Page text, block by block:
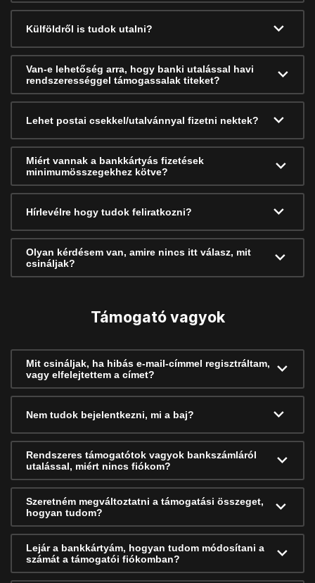
Külföldről is tudok utalni?
Van-e lehetőség arra, hogy banki utalással havi
rendszerességgel támogassalak titeket?
Lehet postai csekkel/utalvánnyal fizetni nektek?
Miért vannak a bankkártyás fizetések
minimumösszegekhez kötve?
Hírlevélre hogy tudok feliratkozni?
Olyan kérdésem van, amire nincs itt válasz, mit
csináljak?
Támogató vagyok
Mit csináljak, ha hibás e-mail-címmel regisztráltam,
vagy elfelejtettem a címet?
Nem tudok bejelentkezni, mi a baj?
Rendszeres támogatótok vagyok bankszámláról
utalással, miért nincs fiókom?
Szeretném megváltoztatni a támogatási összeget,
hogyan tudom?
Lejár a bankkártyám, hogyan tudom módosítani a
számát a támogatói fiókomban?